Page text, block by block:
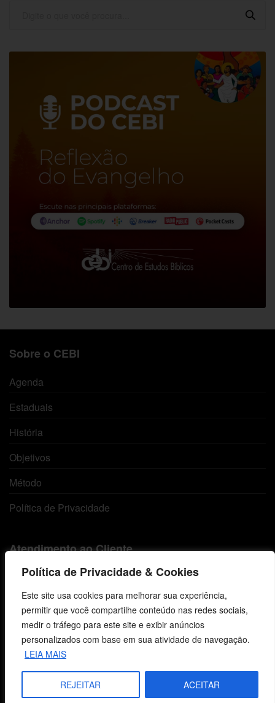
Política de Privacidade & Cookies
Este site usa cookies para melhorar sua experiência,
permitir que você compartilhe conteúdo nas redes sociais,
medir o tráfego para este site e exibir anúncios
personalizados com base em sua atividade de navegação.
LEIA MAIS
REJEITAR ACEITAR
Sobre o CEBI
Agenda
Estaduais
História
Objetivos
Método
Política de Privacidade
Atendimento ao Cliente
Livraria
Minha conta
Carrinho
Lista de Desejos